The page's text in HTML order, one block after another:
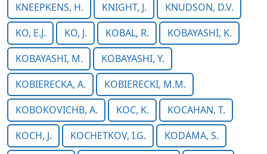
KNEEPKENS, H.
KNIGHT, J.
KNUDSON, D.V.
KO, E.J.
KO, J. KOBAL, R.
KOBAYASHI, K.
KOBAYASHI, M.
KOBAYASHI, Y.
KOBIERECKA, A.
KOBIERECKI, M.M.
KOBOKOVICHB, A.
KOC, K.
KOCAHAN, T.
KOCH, J.
KOCHETKOV, I.G.
KODAMA, S.